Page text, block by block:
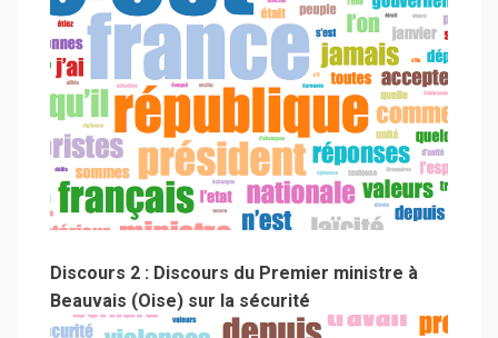
Discours 2 : Discours du Premier ministre à
Beauvais (Oise) sur la sécurité